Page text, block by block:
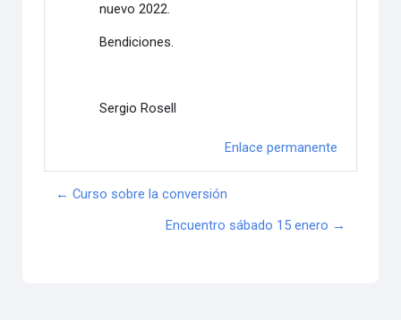
nuevo 2022.
Bendiciones.
Sergio Rosell
Enlace permanente
← Curso sobre la conversión
Encuentro sábado 15 enero →